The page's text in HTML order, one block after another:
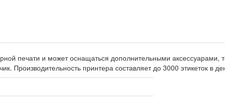
печати и может оснащаться дополнительными аксессуарами,
Производительность принтера составляет до 3000 этикеток в